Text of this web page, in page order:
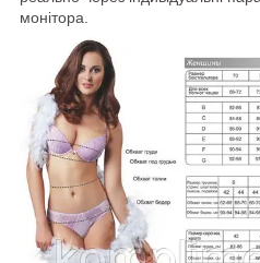
монітора.